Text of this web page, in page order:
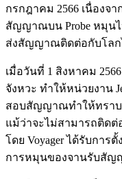
กรกฎาคม 2566 เนื่องจ
สัญญาณบน Probe หมุนไ
ส่งสัญญาณติดต่อกับโลก
เมื่อวันที่ 1 สิงหาคม
จังหวะ ทำให้หน่วยงาน
สอบสัญญาณทำให้ทราบว่
แม้ว่าจะไม่สามารถติด
โดย Voyager ได้รับการ
การหมุนของจานรับสั